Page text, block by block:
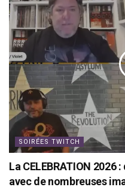
SOIRÉES TWITCH
La CELEBRATION
avec de nombreuses